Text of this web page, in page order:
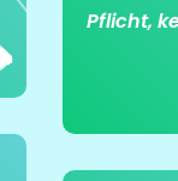
Pflicht,